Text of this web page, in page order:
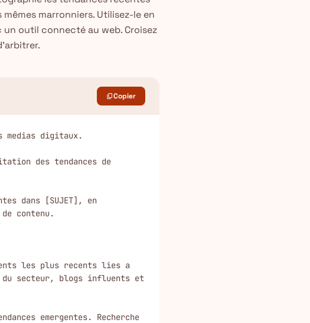
marronniers. Utilisez-le en
outil connecté au web. Croisez
content_copyCopier
medias digitaux.
des tendances de
dans [SUJET], en
contenu.
les plus recents lies a
secteur, blogs influents et
emergentes. Recherche